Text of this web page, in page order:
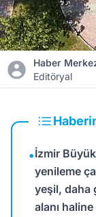
Haber
Editöryal
•İzmir
yenileme
yeşil, daha
alanı